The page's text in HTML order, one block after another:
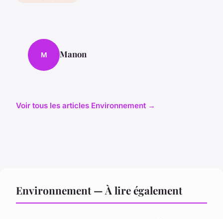
M Manon
Voir tous les articles Environnement →
Environnement — À lire également